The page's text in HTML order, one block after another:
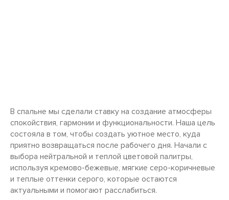
В спальне мы сделали ставку на создание атмосферы
спокойствия, гармонии и функциональности. Наша цель
состояла в том, чтобы создать уютное место, куда
приятно возвращаться после рабочего дня. Начали с
выбора нейтральной и теплой цветовой палитры,
используя кремово-бежевые, мягкие серо-коричневые
и теплые оттенки серого, которые остаются
актуальными и помогают расслабиться.